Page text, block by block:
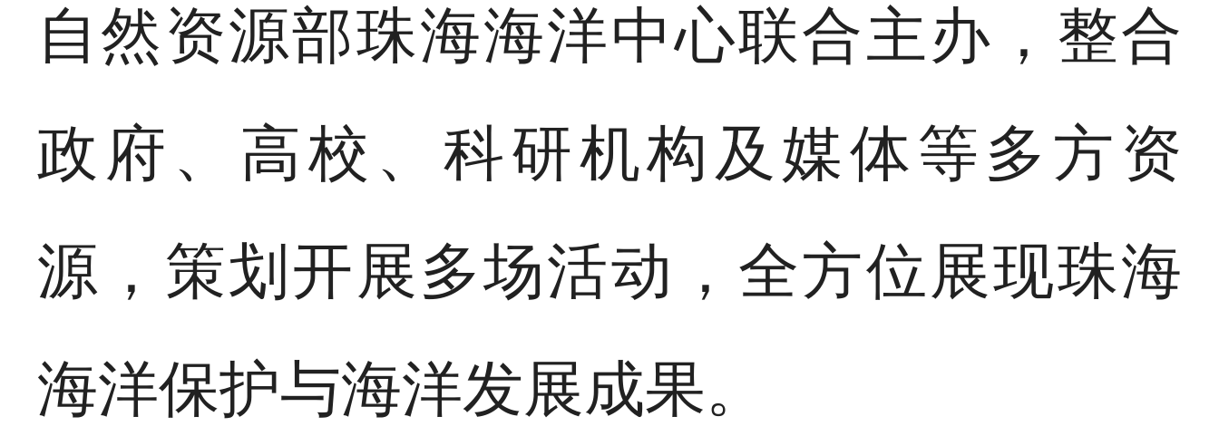
自然资源部珠海海洋中心联合主办，整合
政府、高校、科研机构及媒体等多方资
源，策划开展多场活动，全方位展现珠海
海洋保护与海洋发展成果。